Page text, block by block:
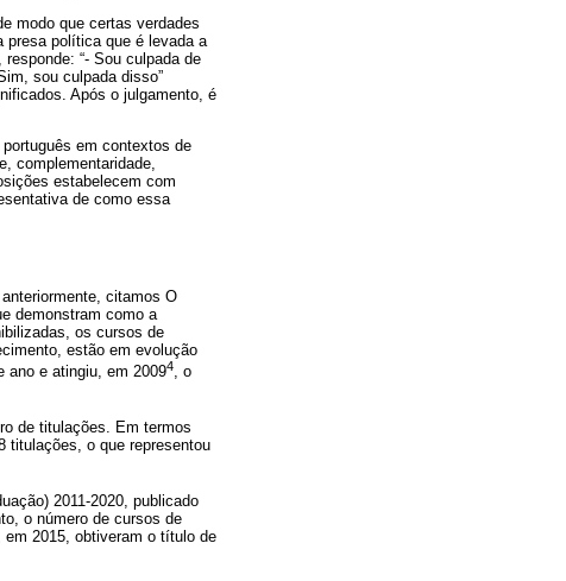
modo que certas verdades
presa política que é levada a
“- Sou culpada de
sou culpada disso”
Após o julgamento, é
em contextos de
complementaridade,
estabelecem com
de como essa
citamos O
demonstram como a
os cursos de
estão em evolução
ano e atingiu, em 20094, o
de titulações. Em termos
titulações, o que representou
2011-2020, publicado
o número de cursos de
em 2015, obtiveram o título de